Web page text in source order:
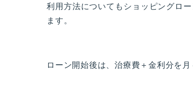
利用方法についてもショッピングロ
ます。
ローン開始後は、治療費＋金利分を